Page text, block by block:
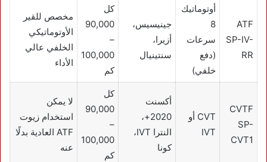
ATF
SP-IV-
RR
أوتوماتيك
8
سرعات
(دفع
خلفي)
جينيسيس،
أزيرا،
سنتينيال
كل
90,000
–
100,000
كم
مخصص للقير
الأوتوماتيكي
الخلفي عالي
الأداء
CVTF
SP-
CVT1
CVT أو
IVT
أكسنت
2020+،
النترا IVT،
كونا
كل
90,000
–
100,000
كم
لا يمكن
استخدام زيوت
ATF العادية بدلًا
عنه